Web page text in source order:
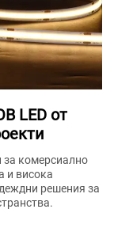
LED от
за комерсиално
и висока
решения за